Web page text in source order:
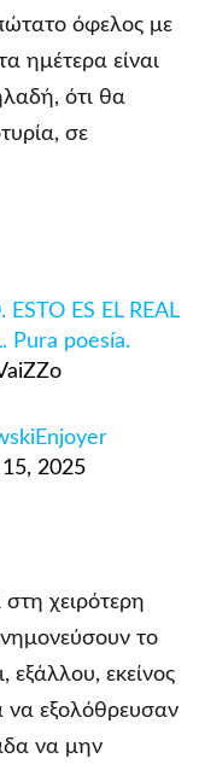
όφελος με
ημέτερα είναι
ότι θα
σε
ES EL REAL
Pura poesía.
2025
στη χειρότερη
το
εξάλλου, εκείνος
να εξολόθρευσαν
να μην